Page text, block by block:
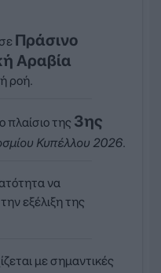
Πράσινο
Αραβία
ροή.
πλαίσιο της 3ης
Κυπέλλου 2026.
να
την εξέλιξη της
με σημαντικές